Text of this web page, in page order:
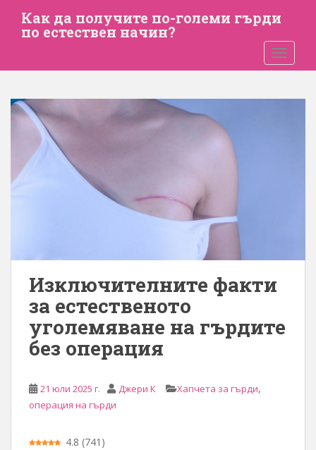
и
Как да получите по-големи гърди
по естествен начин?
Изключителните факти
за естественото
уголемяване на гърдите
без операция
21 юли 2025 г. Джери К Хапчета за гърди,
операция на гърди
4.8 (741 )